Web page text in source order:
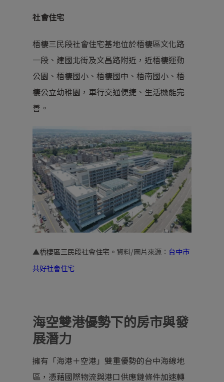
社會住宅
梧棲三民段社會住宅基地位於梧棲區文化路
一段、建國北街及文昌路附近，近梧棲運動
公園、梧棲國小、梧棲國中、梧南國小、梧
棲公立幼稚園，車行交通便捷、生活機能完
善。
▲梧棲區三民段社會住宅。 資料/圖片來源： 台中市
共好社會住宅
海空雙港優勢下的房市與發
展潛力
擁有「海港＋空港」雙重優勢的台中海線地
區，憑藉國際物流與港口供應鏈條件加速轉